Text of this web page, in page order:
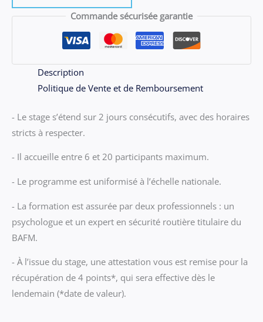
-
vendredi
samedi
26
septembre
Commande sécurisée garantie
Description
Politique de Vente et de Remboursement
- Le stage s’étend sur 2 jours consécutifs, avec des horaires
stricts à respecter.
- Il accueille entre 6 et 20 participants maximum.
- Le programme est uniformisé à l’échelle nationale.
- La formation est assurée par deux professionnels : un
psychologue et un expert en sécurité routière titulaire du
BAFM.
- À l’issue du stage, une attestation vous est remise pour la
récupération de 4 points*, qui sera effective dès le
lendemain (*date de valeur).